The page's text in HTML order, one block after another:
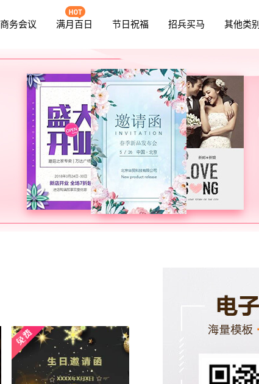
商务会议 满月百日 节日祝福 招兵买马 其他类别